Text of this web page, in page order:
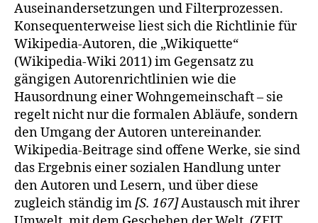
Auseinandersetzungen und Filterprozessen.
Konsequenterweise liest sich die Richtlinie für
Wikipedia-Autoren, die „Wikiquette“
(Wikipedia-Wiki 2011) im Gegensatz zu
gängigen Autorenrichtlinien wie die
Hausordnung einer Wohngemeinschaft – sie
regelt nicht nur die formalen Abläufe, sondern
den Umgang der Autoren untereinander.
Wikipedia-Beitrage sind offene Werke, sie sind
das Ergebnis einer sozialen Handlung unter
den Autoren und Lesern, und über diese
zugleich ständig im[S. 167]Austausch mit ihrer